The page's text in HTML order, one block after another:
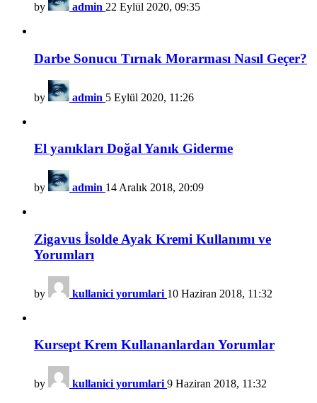
by admin 22 Eylül 2020, 09:35
Darbe Sonucu Tırnak Morarması Nasıl Geçer?
by admin 5 Eylül 2020, 11:26
El yanıkları Doğal Yanık Giderme
by admin 14 Aralık 2018, 20:09
Zigavus İsolde Ayak Kremi Kullanımı ve
Yorumları
by kullanici yorumlari 10 Haziran 2018, 11:32
Kursept Krem Kullananlardan Yorumlar
by kullanici yorumlari 9 Haziran 2018, 11:32